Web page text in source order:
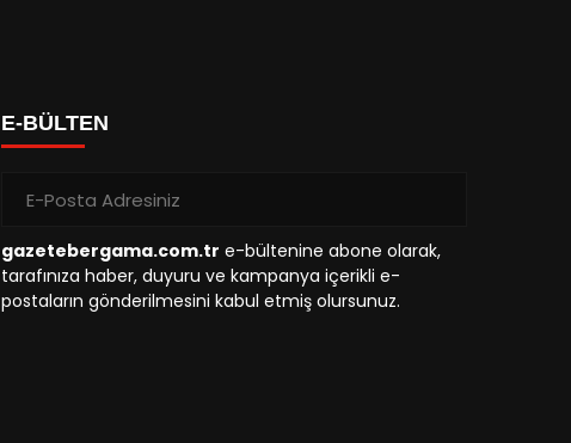
E-BÜLTEN
gazetebergama.com.tr e-bültenine abone olarak,
tarafınıza haber, duyuru ve kampanya içerikli e-
postaların gönderilmesini kabul etmiş olursunuz.